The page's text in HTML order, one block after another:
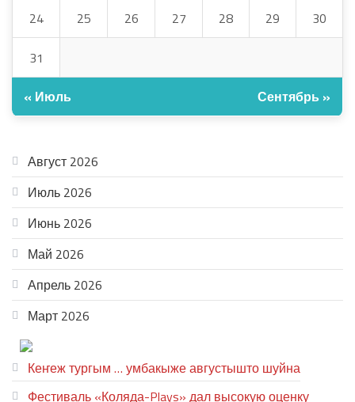
24 25 26 27 28 29 30
31
« Июль Сентябрь »
Август 2026
Июль 2026
Июнь 2026
Май 2026
Апрель 2026
Март 2026
Кеҥеж тургым … умбакыже августышто шуйна
Фестиваль «Коляда-Plays» дал высокую оценку